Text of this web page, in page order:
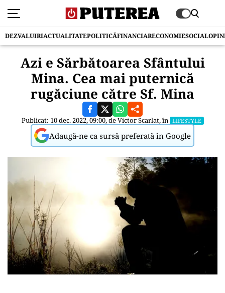
DEZVALUIRIACTUALITATEPOLITICĂFINANCIARECONOMIESOCIAL
Azi e Sărbătoarea Sfântului
Mina. Cea mai puternică
rugăciune către Sf. Mina
Publicat: 10 dec. 2022, 09:00, deVictor Scarlat, în LIFESTYLE
Adaugă-ne ca sursă preferată în Google